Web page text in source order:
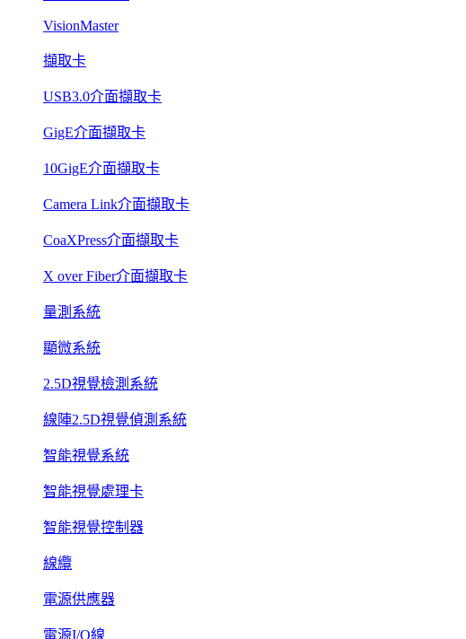
VisionMaster
擷取卡
USB3.0介面擷取卡
GigE介面擷取卡
10GigE介面擷取卡
Camera Link介面擷取卡
CoaXPress介面擷取卡
X over Fiber介面擷取卡
量測系統
顯微系統
2.5D視覺檢測系統
線陣2.5D視覺偵測系統
智能視覺系統
智能視覺處理卡
智能視覺控制器
線纜
電源供應器
電源I/O線